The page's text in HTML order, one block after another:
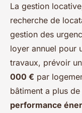
La gestion
recherche de
gestion des
loyer annuel pour
travaux, prévoir
000 € par
bâtiment a plus
performance